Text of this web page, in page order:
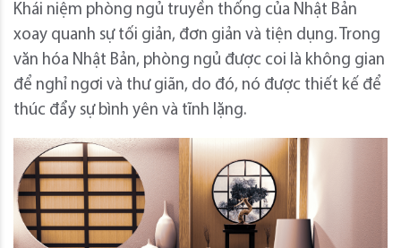
Khái niệm phòng ngủ truyền thống của Nhật Bản
xoay quanh sự tối giản, đơn giản và tiện dụng. Trong
văn hóa Nhật Bản, phòng ngủ được coi là không gian
để nghỉ ngơi và thư giãn, do đó, nó được thiết kế để
thúc đẩy sự bình yên và tĩnh lặng.